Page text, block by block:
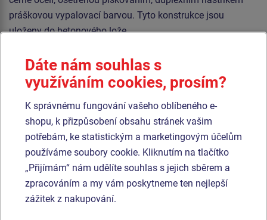
práškovou vypalovací barvou. Tyto konstrukce jsou
uloženy do betonového lože.
polypropylenu s vnitřním ocelovým jádrem) a jsou
spojována plastovými spoji. Veškerý spojovací materiál je
pozinkovaný nebo nerezový.
Podobnézboží
Produkt - OPD-8203K-10
Opičí dráha -
celokovová (v.p. 1 m)
Produkt - OPD-8303K-10
Opičí dráha -
Dáte nám souhlas s
využíváním cookies, prosím?
K správnému fungování vašeho oblíbeného e-
shopu, k přizpůsobení obsahu stránek vašim
potřebám, ke statistickým a marketingovým účelům
používáme soubory cookie. Kliknutím na tlačítko
„Přijímám“ nám udělíte souhlas s jejich sběrem a
zpracováním a my vám poskytneme ten nejlepší
zážitek z nakupování.